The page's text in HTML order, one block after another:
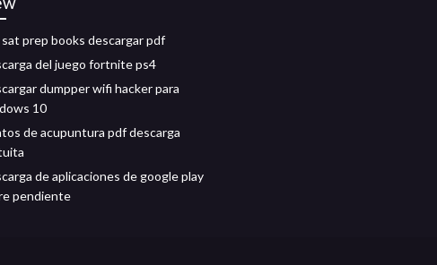
sat prep books descargar pdf
del juego fortnite ps4
dumpper wifi hacker para
10
de acupuntura pdf descarga
de aplicaciones de google play
pendiente